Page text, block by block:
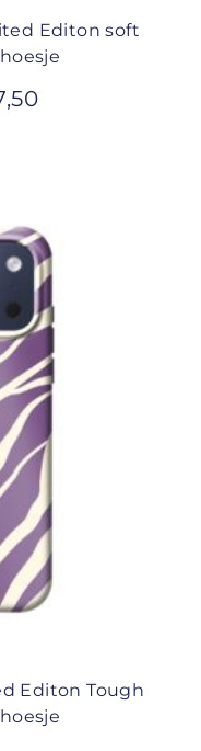
Editon soft
Editon Tough